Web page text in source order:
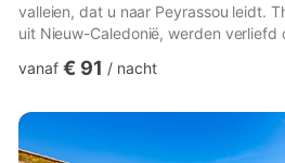
valleien, dat u naar Peyrassou leidt.
uit Nieuw-Caledonië, werden
de tweede verdieping van de
twee slaapkamers, gelegen in een
met een eigen ingang (bereikbaar via
vanaf € 91 / nacht